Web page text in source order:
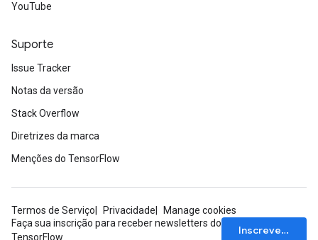
YouTube
Suporte
Issue Tracker
Notas da versão
Stack Overflow
Diretrizes da marca
Menções do TensorFlow
Termos de Serviço Privacidade
Manage cookies
Faça sua inscrição para receber newsletters do
TensorFlow
Inscrever-se